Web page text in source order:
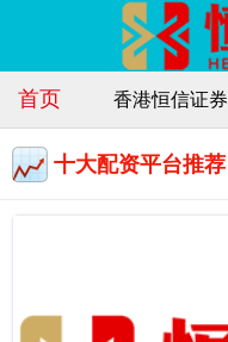
首页 香港恒信证券
十大配资平台推荐